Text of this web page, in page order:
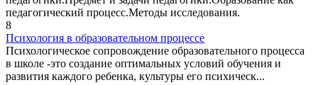
педагогический процесс.Методы исследования.
8
Психология в образовательном процессе
Психологическое сопровождение образовательного процесса
в школе -это создание оптимальных условий обучения и
развития каждого ребенка, культуры его психическ...